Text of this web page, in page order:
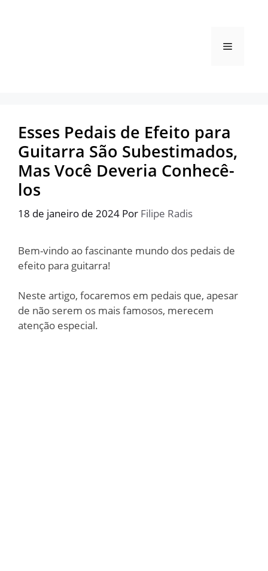
Menu
Esses Pedais de Efeito para
Guitarra São Subestimados,
Mas Você Deveria Conhecê-
los
18 de janeiro de 2024 Por Filipe Radis
Bem-vindo ao fascinante mundo dos pedais de
efeito para guitarra!
Neste artigo, focaremos em pedais que, apesar
de não serem os mais famosos, merecem
atenção especial.